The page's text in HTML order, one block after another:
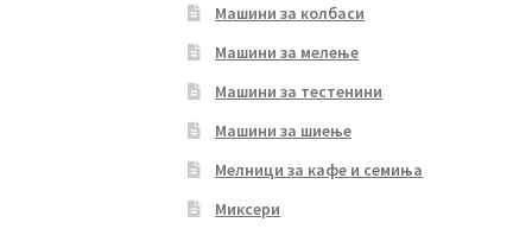
Машини за колбаси
Машини за мелење
Машини за тестенини
Машини за шиење
Мелници за кафе и семиња
Миксери